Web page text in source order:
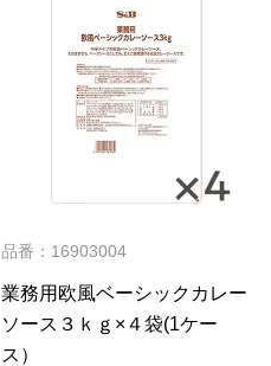
品番：16903004
業務用欧風ベーシックカレー
ソース３ｋｇ×４袋(1ケー
ス）